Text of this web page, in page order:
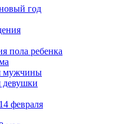
год
пола ребенка
мужчины
февраля